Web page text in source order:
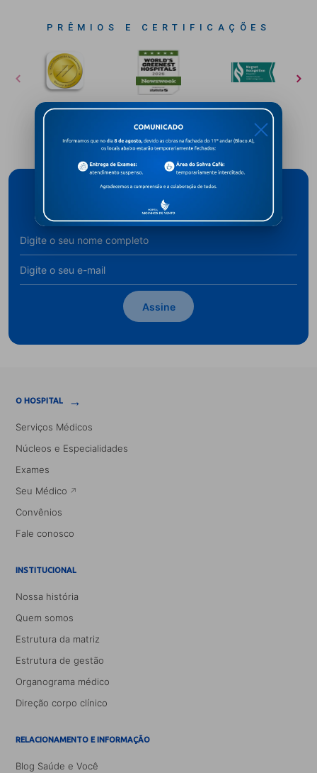
PRÊMIOS E CERTIFICAÇÕES
Cadastre-se para receber novidades
Assine
O HOSPITAL →
Serviços Médicos
Núcleos e Especialidades
Exames
Seu Médico
Convênios
Fale conosco
INSTITUCIONAL
Nossa história
Quem somos
Estrutura da matriz
Estrutura de gestão
Organograma médico
Direção corpo clínico
RELACIONAMENTO E INFORMAÇÃO
Blog Saúde e Você
X